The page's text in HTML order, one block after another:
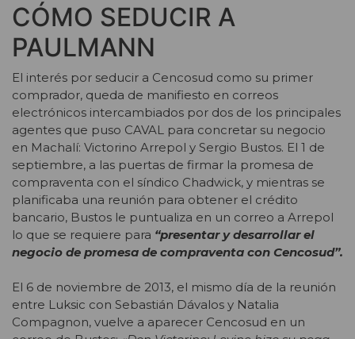
CÓMO SEDUCIR A
PAULMANN
El interés por seducir a Cencosud como su primer
comprador, queda de manifiesto en correos
electrónicos intercambiados por dos de los principales
agentes que puso CAVAL para concretar su negocio
en Machalí: Victorino Arrepol y Sergio Bustos. El 1 de
septiembre, a las puertas de firmar la promesa de
compraventa con el síndico Chadwick, y mientras se
planificaba una reunión para obtener el crédito
bancario, Bustos le puntualiza en un correo a Arrepol
lo que se requiere para “presentar y desarrollar el
negocio de promesa de compraventa con Cencosud”.
El 6 de noviembre de 2013, el mismo día de la reunión
entre Luksic con Sebastián Dávalos y Natalia
Compagnon, vuelve a aparecer Cencosud en un